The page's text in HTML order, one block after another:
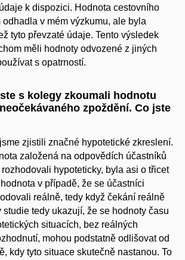
k dispozici. Hodnota cestovního
odhadla v mém výzkumu, ale byla
tyto převzaté údaje. Tento výsledek
měli hodnoty odvozené z jiných
s opatrností.
s kolegy zkoumali hodnotu
zpoždění. Co jste
zjistili značné hypotetické zkreslení.
založená na odpovědích účastníků
hypoteticky, byla asi o třicet
v případě, že se účastníci
reálně, tedy když čekání reálně
studie tedy ukazují, že se hodnoty času
situacích, bez reálných
mohou podstatně odlišovat od
kdy tyto situace skutečně nastanou. To